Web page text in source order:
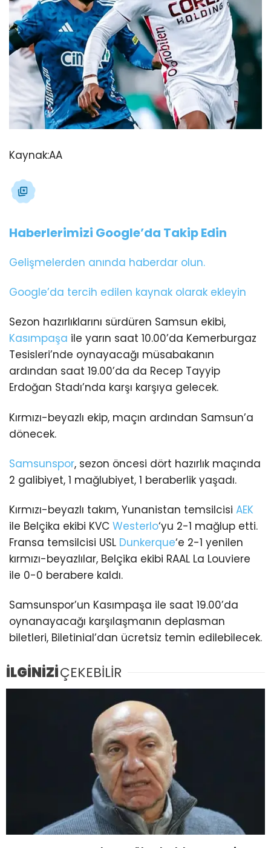
Kaynak:AA
Haberlerimizi Google’da Takip Edin
Gelişmelerden anında haberdar olun.
Google’da tercih edilen kaynak olarak ekleyin
Sezon hazırlıklarını sürdüren Samsun ekibi,
Kasımpaşa ile yarın saat 10.00’da Kemerburgaz
Tesisleri’nde oynayacağı müsabakanın
ardından saat 19.00’da da Recep Tayyip
Erdoğan Stadı’nda karşı karşıya gelecek.
Kırmızı-beyazlı ekip, maçın ardından Samsun’a
dönecek.
Samsunspor, sezon öncesi dört hazırlık maçında
2 galibiyet, 1 mağlubiyet, 1 beraberlik yaşadı.
Kırmızı-beyazlı takım, Yunanistan temsilcisi AEK
ile Belçika ekibi KVC Westerlo‘yu 2-1 mağlup etti.
Fransa temsilcisi USL Dunkerque‘e 2-1 yenilen
kırmızı-beyazlılar, Belçika ekibi RAAL La Louviere
ile 0-0 berabere kaldı.
Samsunspor’un Kasımpaşa ile saat 19.00’da
oynanayacağı karşılaşmanın deplasman
biletleri, Biletinial’dan ücretsiz temin edilebilecek.
İLGİNİZİÇEKEBİLİR